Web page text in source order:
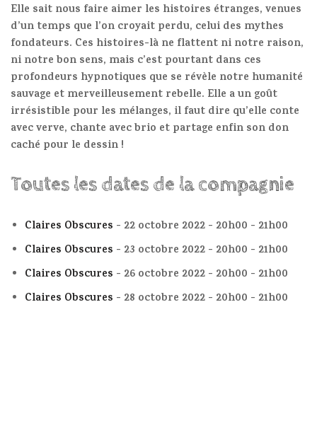
Elle sait nous faire aimer les histoires étranges, venues
d’un temps que l’on croyait perdu, celui des mythes
fondateurs. Ces histoires-là ne flattent ni notre raison,
ni notre bon sens, mais c’est pourtant dans ces
profondeurs hypnotiques que se révèle notre humanité
sauvage et merveilleusement rebelle. Elle a un goût
irrésistible pour les mélanges, il faut dire qu’elle conte
avec verve, chante avec brio et partage enfin son don
caché pour le dessin !
Toutes les dates de la compagnie
Claires Obscures - 22 octobre 2022 - 20h00 - 21h00
Claires Obscures - 23 octobre 2022 - 20h00 - 21h00
Claires Obscures - 26 octobre 2022 - 20h00 - 21h00
Claires Obscures - 28 octobre 2022 - 20h00 - 21h00